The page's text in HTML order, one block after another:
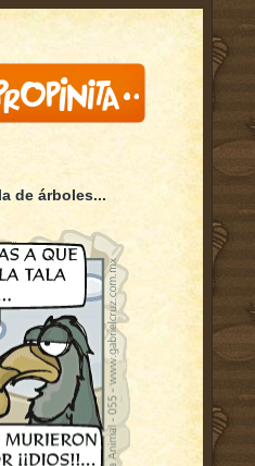
de árboles...